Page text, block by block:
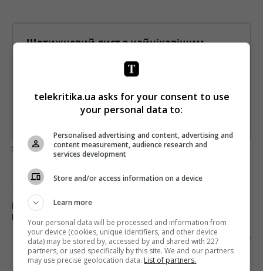
Щотижневий лист з найцікавішим.
Підпишіться ще раз, якщо не отримуєте від нас листи
* Підписатись→
загрузка...
Предыдущий пост
ИЛЬЕ КИВЕ ГОТОВЫ ПРЕДОСТАВИТЬ ЭФИРНОЕ
ВРЕМЯ НА КАНАЛЕ «ЕСПРЕСО»
Следующий пост
«1+1» ПОКАЖЕТ ТЕЛЕПРЕМЬЕРЫ ФИЛЬМОВ
«ГУЦУЛКА КСЕНЯ» И «ПРИПУТНІ»
telekritika.ua asks for your consent to use
your personal data to:
Personalised advertising and content, advertising and
content measurement, audience research and
services development
Store and/or access information on a device
Learn more
Your personal data will be processed and information from
your device (cookies, unique identifiers, and other device
data) may be stored by, accessed by and shared with 227
partners, or used specifically by this site. We and our partners
may use precise geolocation data. List of partners.